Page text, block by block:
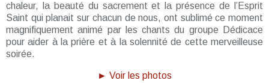
chaleur, la beauté du sacrement et la présence de l’Esprit
Saint qui planait sur chacun de nous, ont sublimé ce moment
magnifiquement animé par les chants du groupe Dédicace
pour aider à la prière et à la solennité de cette merveilleuse
soirée.
► Voir les photos